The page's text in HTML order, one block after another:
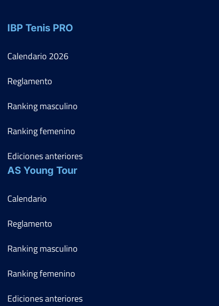
IBP Tenis PRO
Calendario 2026
Reglamento
Ranking masculino
Ranking femenino
Ediciones anteriores
AS Young Tour
Calendario
Reglamento
Ranking masculino
Ranking femenino
Ediciones anteriores